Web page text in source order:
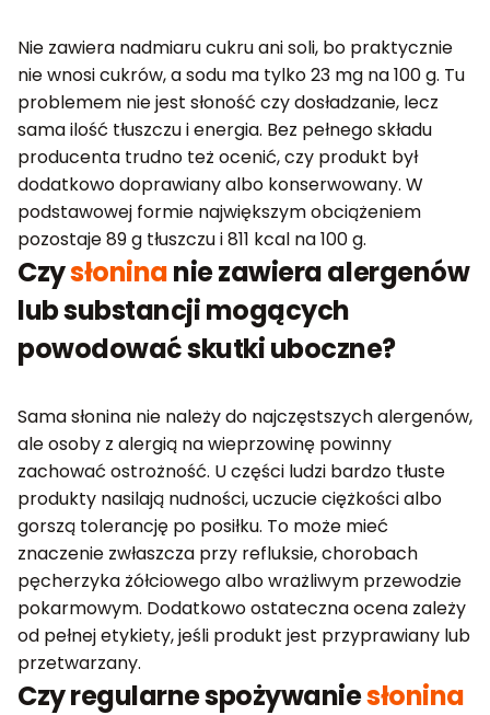
Nie zawiera nadmiaru cukru ani soli, bo praktycznie
nie wnosi cukrów, a sodu ma tylko 23 mg na 100 g. Tu
problemem nie jest słoność czy dosładzanie, lecz
sama ilość tłuszczu i energia. Bez pełnego składu
producenta trudno też ocenić, czy produkt był
dodatkowo doprawiany albo konserwowany. W
podstawowej formie największym obciążeniem
pozostaje 89 g tłuszczu i 811 kcal na 100 g.
Czysłoninanie zawiera alergenów
lub substancji mogących
powodować skutki uboczne?
Sama słonina nie należy do najczęstszych alergenów,
ale osoby z alergią na wieprzowinę powinny
zachować ostrożność. U części ludzi bardzo tłuste
produkty nasilają nudności, uczucie ciężkości albo
gorszą tolerancję po posiłku. To może mieć
znaczenie zwłaszcza przy refluksie, chorobach
pęcherzyka żółciowego albo wrażliwym przewodzie
pokarmowym. Dodatkowo ostateczna ocena zależy
od pełnej etykiety, jeśli produkt jest przyprawiany lub
przetwarzany.
Czy regularne spożywaniesłonina